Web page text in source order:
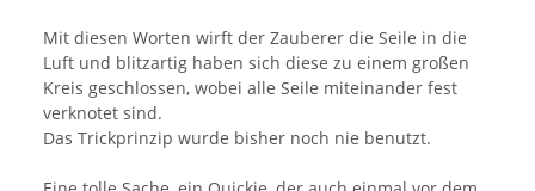
Mit diesen Worten wirft der Zauberer die Seile in die
Luft und blitzartig haben sich diese zu einem großen
Kreis geschlossen, wobei alle Seile miteinander fest
verknotet sind.
Das Trickprinzip wurde bisher noch nie benutzt.